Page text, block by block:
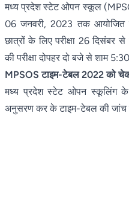
मध्य प्रदेश स्टेट ओपन स्कूल
06 जनवरी, 2023 तक आयोजित
छात्रों के लिए परीक्षा 26 दिसंबर
की परीक्षा दोपहर दो बजे से शाम
MPSOS टाइम-टेबल 2022 को
मध्य प्रदेश स्टेट ओपन स्कूलिंग के
अनुसरण कर के टाइम-टेबल की